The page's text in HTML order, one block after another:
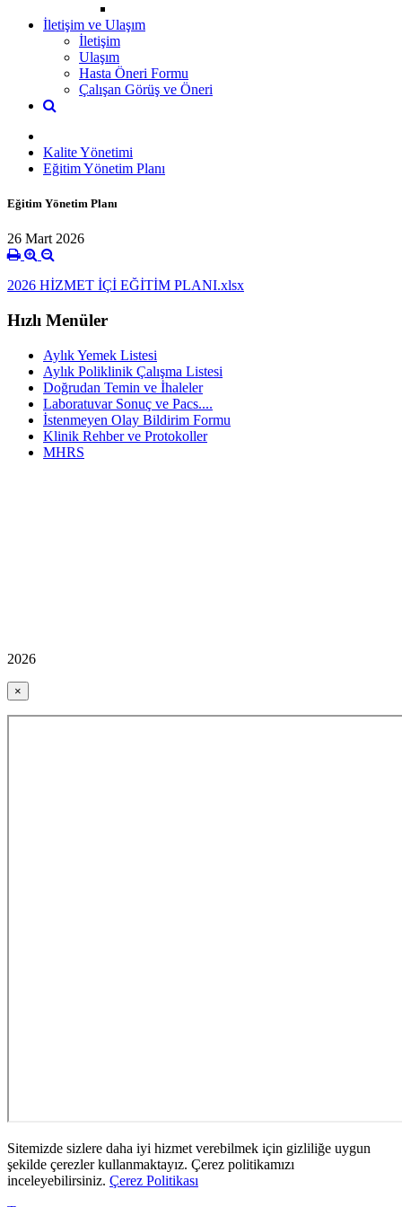
İletişim ve Ulaşım
İletişim
Ulaşım
Hasta Öneri Formu
Çalışan Görüş ve Öneri
Kalite Yönetimi
Eğitim Yönetim Planı
Eğitim Yönetim Planı
26 Mart 2026
2026 HİZMET İÇİ EĞİTİM PLANI.xlsx
Hızlı Menüler
Aylık Yemek Listesi
Aylık Poliklinik Çalışma Listesi
Doğrudan Temin ve İhaleler
Laboratuvar Sonuç ve Pacs....
İstenmeyen Olay Bildirim Formu
Klinik Rehber ve Protokoller
MHRS
2026
×
Sitemizde sizlere daha iyi hizmet verebilmek için gizliliğe uygun
şekilde çerezler kullanmaktayız. Çerez politikamızı
inceleyebilirsiniz. Çerez Politikası